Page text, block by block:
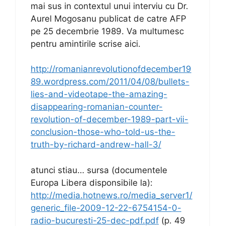
mai sus in contextul unui interviu cu Dr.
Aurel Mogosanu publicat de catre AFP
pe 25 decembrie 1989. Va multumesc
pentru amintirile scrise aici.
http://romanianrevolutionofdecember19
89.wordpress.com/2011/04/08/bullets-
lies-and-videotape-the-amazing-
disappearing-romanian-counter-
revolution-of-december-1989-part-vii-
conclusion-those-who-told-us-the-
truth-by-richard-andrew-hall-3/
atunci stiau… sursa (documentele
Europa Libera disponsibile la):
http://media.hotnews.ro/media_server1/
generic_file-2009-12-22-6754154-0-
radio-bucuresti-25-dec-pdf.pdf (p. 49